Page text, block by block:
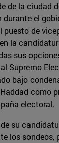
de la ciudad
el
de
la
sus
Supremo
bajo
como
electoral.
su
los sondeos,